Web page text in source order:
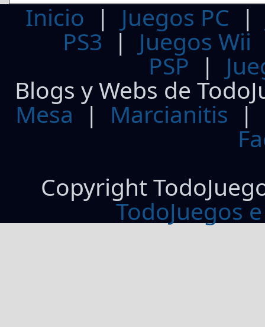
Inicio | Juegos PC
PS3| Juegos Wii
PSP |
Blogs y Webs de
Mesa | Marcianitis |
Copyright
TodoJuegos